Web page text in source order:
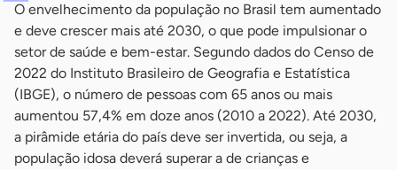
O envelhecimento da população no Brasil tem aumentado
e deve crescer mais até 2030, o que pode impulsionar o
setor de saúde e bem-estar. Segundo dados do Censo de
2022 do Instituto Brasileiro de Geografia e Estatística
(IBGE), o número de pessoas com 65 anos ou mais
aumentou 57,4% em doze anos (2010 a 2022). Até 2030,
a pirâmide etária do país deve ser invertida, ou seja, a
população idosa deverá superar a de crianças e